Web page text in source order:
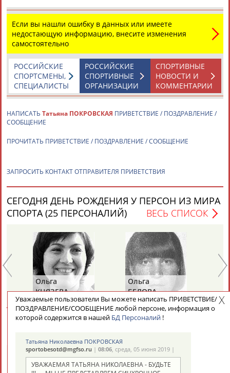
Вопросы сотрудничества и совместной деятельностиinform@infosport.ru
© Стадион, 1998-2026
Адресов в новостной рассылке: 996
Подпишись
Если вы нашли ошибку в данных или имеете
недостающую информацию, внесите изменения
самостоятельно
СПОРТИВНЫЕ
НОВОСТИ И
КОММЕНТАРИИ
РОССИЙСКИЕ
СПОРТИВНЫЕ
ОРГАНИЗАЦИИ
РОССИЙСКИЕ
СПОРТСМЕНЫ,
СПЕЦИАЛИСТЫ
НАПИСАТЬ Татьяна ПОКРОВСКАЯ ПРИВЕТСТВИЕ / ПОЗДРАВЛЕНИЕ /
СООБЩЕНИЕ
ПРОЧИТАТЬ ПРИВЕТСТВИЕ / ПОЗДРАВЛЕНИЕ / СООБЩЕНИЕ
ЗАПРОСИТЬ КОНТАКТ ОТПРАВИТЕЛЯ ПРИВЕТСТВИЯ
СЕГОДНЯ ДЕНЬ РОЖДЕНИЯ У ПЕРСОН ИЗ МИРА
СПОРТА (25 ПЕРСОНАЛИЙ)
ВЕСЬ СПИСОК
Ольга
КНЯЗЕВА
Ольга
БЕЛОВА
СЕГОДНЯ ДЕНЬ ПАМЯТИ У ПЕРСОН ИЗ МИРА
Уважаемые пользователи Вы можете написать ПРИВЕТСТВИЕ/
ПОЗДРАВЛЕНИЕ/СООБЩЕНИЕ любой персоне, информация о
которой содержится в нашей БД Персоналий!
Татьяна Николаевна ПОКРОВСКАЯ
sportobesotd@mgfso.ru | 08:06, среда, 05 июня 2019 |
УВАЖАЕМАЯ ТАТЬЯНА НИКОЛАЕВНА - БУДЬТЕ